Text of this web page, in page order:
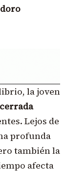
la joven
Lejos de
profunda
también la
afecta